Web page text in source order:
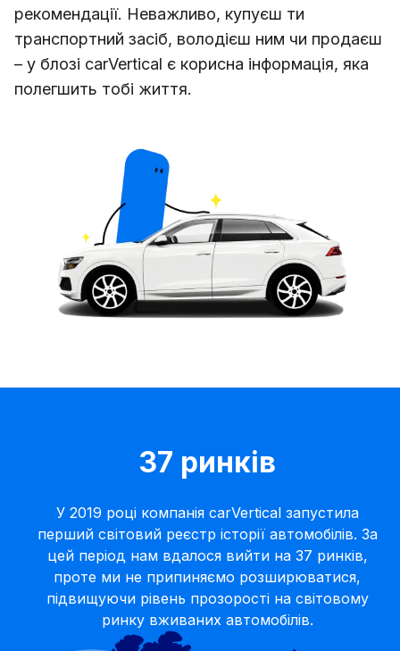
рекомендації. Неважливо, купуєш ти
транспортний засіб, володієш ним чи продаєш
– у блозі carVertical є корисна інформація, яка
полегшить тобі життя.
37 ринків
У 2019 році компанія carVertical запустила
перший світовий реєстр історії автомобілів. За
цей період нам вдалося вийти на 37 ринків,
проте ми не припиняємо розширюватися,
підвищуючи рівень прозорості на світовому
ринку вживаних автомобілів.